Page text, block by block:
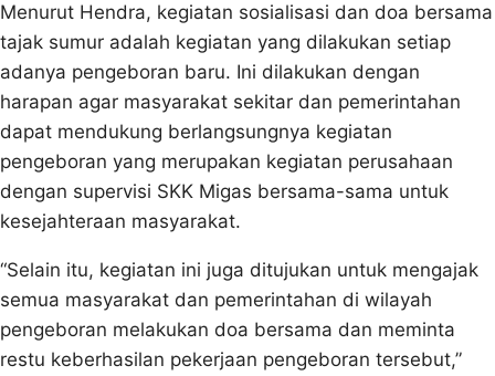
Menurut Hendra, kegiatan sosialisasi dan doa bersama
tajak sumur adalah kegiatan yang dilakukan setiap
adanya pengeboran baru. Ini dilakukan dengan
harapan agar masyarakat sekitar dan pemerintahan
dapat mendukung berlangsungnya kegiatan
pengeboran yang merupakan kegiatan perusahaan
dengan supervisi SKK Migas bersama-sama untuk
kesejahteraan masyarakat.
“Selain itu, kegiatan ini juga ditujukan untuk mengajak
semua masyarakat dan pemerintahan di wilayah
pengeboran melakukan doa bersama dan meminta
restu keberhasilan pekerjaan pengeboran tersebut,”